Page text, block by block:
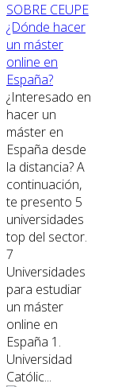
SOBRE CEUPE
¿Dónde hacer
un máster
online en
España?
¿Interesado en
hacer un
máster en
España desde
la distancia? A
continuación,
te presento 5
universidades
top del sector.
7
Universidades
para estudiar
un máster
online en
España 1.
Universidad
Católic...